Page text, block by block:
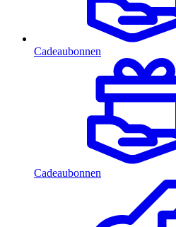
Cadeaubonnen
Cadeaubonnen